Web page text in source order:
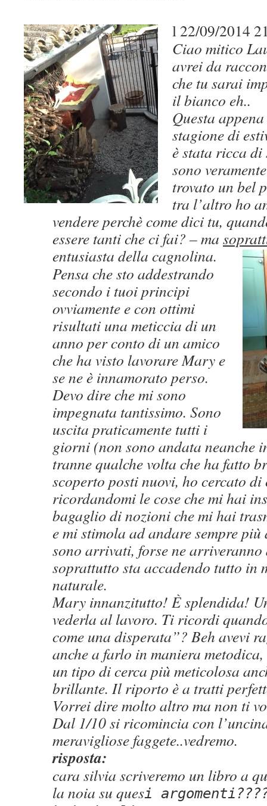
l 22/09/2014
Ciao mitico
avrei da
che tu sarai
il bianco eh..
Questa
stagione di
è stata ricca
sono
trovato un bel
tra l’altro ho
vendere perchè come dici tu,
essere tanti che ci fai? – ma
entusiasta della cagnolina.
Pensa che sto addestrando
secondo i tuoi principi
ovviamente e con ottimi
risultati una meticcia di un
anno per conto di un amico
che ha visto lavorare Mary e
se ne è innamorato perso.
Devo dire che mi sono
impegnata tantissimo. Sono
uscita praticamente tutti i
giorni (non sono andata neanche
tranne qualche volta che ha fatto
scoperto posti nuovi, ho cercato
ricordandomi le cose che mi hai
bagaglio di nozioni che mi hai
e mi stimola ad andare sempre
sono arrivati, forse ne
soprattutto sta accadendo tutto in
naturale.
Mary innanzitutto! È splendida!
vederla al lavoro. Ti ricordi
come una disperata”? Beh avevi
anche a farlo in maniera
un tipo di cerca più meticolosa
brillante. Il riporto è a tratti
Vorrei dire molto altro ma non ti
Dal 1/10 si ricomincia con
meravigliose faggete..vedremo.
risposta:
cara silvia scriveremo un libro a
la noia su quesi